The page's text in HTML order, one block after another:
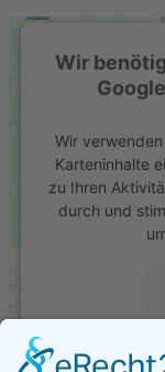
Wir
Wir
Karteninhalte
zu Ihren
durch und